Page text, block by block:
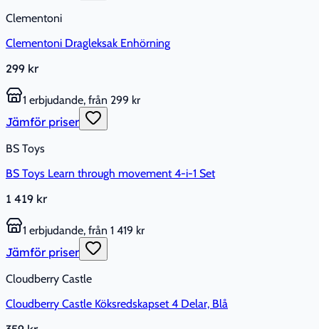
Clementoni
Clementoni Dragleksak Enhörning
299 kr
1 erbjudande, från 299 kr
Jämför priser
BS Toys
BS Toys Learn through movement 4-i-1 Set
1 419 kr
1 erbjudande, från 1 419 kr
Jämför priser
Cloudberry Castle
Cloudberry Castle Köksredskapset 4 Delar, Blå